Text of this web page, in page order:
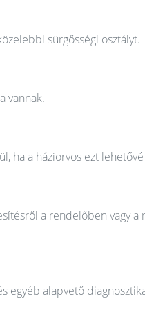
sürgősségi osztályt.
vannak.
ha a háziorvos ezt
a rendelőben vagy a
egyéb alapvető